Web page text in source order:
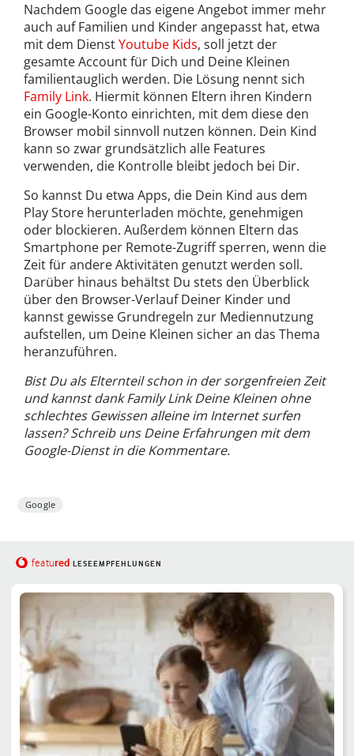
Nachdem Google das eigene Angebot immer mehr
auch auf Familien und Kinder angepasst hat, etwa
mit dem DienstYoutube Kids, soll jetzt der
gesamte Account für Dich und Deine Kleinen
familientauglich werden. Die Lösung nennt sich
Family Link. Hiermit können Eltern ihren Kindern
ein Google-Konto einrichten, mit dem diese den
Browser mobil sinnvoll nutzen können. Dein Kind
kann so zwar grundsätzlich alle Features
verwenden, die Kontrolle bleibt jedoch bei Dir.
So kannst Du etwa Apps, die Dein Kind aus dem
Play Store herunterladen möchte, genehmigen
oder blockieren. Außerdem können Eltern das
Smartphone per Remote-Zugriff sperren, wenn die
Zeit für andere Aktivitäten genutzt werden soll.
Darüber hinaus behältst Du stets den Überblick
über den Browser-Verlauf Deiner Kinder und
kannst gewisse Grundregeln zur Mediennutzung
aufstellen, um Deine Kleinen sicher an das Thema
heranzuführen.
Bist Du als Elternteil schon in der sorgenfreien Zeit
und kannst dank Family Link Deine Kleinen ohne
schlechtes Gewissen alleine im Internet surfen
lassen? Schreib uns Deine Erfahrungen mit dem
Google-Dienst in die Kommentare.
Google
featured LESEEMPFEHLUNGEN